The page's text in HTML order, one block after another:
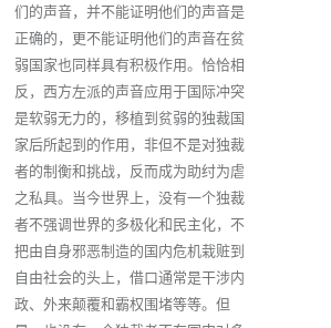
们的声音，并不能证明他们的声音是
正确的，更不能证明他们的声音在贫
弱国家也同样具有积极作用。恰恰相
反，西方左派的声音应用于国际冲突
是软弱无力的，移植到贫弱的独裁国
家后所起到的作用，非但不是对独裁
者的制衡和挑战，反而成为助纣为虐
之私具。当今世界上，没有一个独裁
者不强调世界的多极化和民主化，不
把由自身邪恶制造的国内危机栽赃到
自由社会的头上，借口通常是干涉内
政、外来颠覆和霸权围堵等等。但